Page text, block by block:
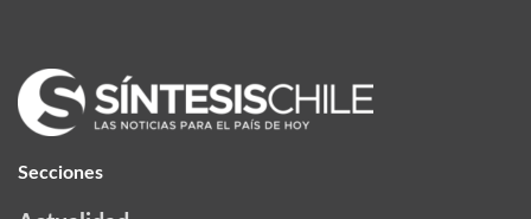
Secciones